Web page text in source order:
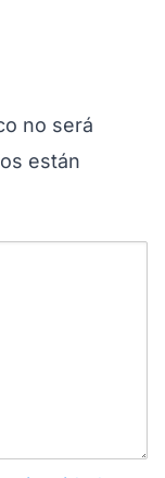
no será
están